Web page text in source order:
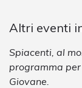
Altri eventi
Spiacenti, al
programma
Giovane.